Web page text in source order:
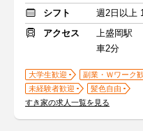
シフト
週2日以上
アクセス
上盛岡駅
車2分
大学生歓迎 副業・Ｗワーク
未経験者歓迎
髪色自由
すき家の求人一覧を見る